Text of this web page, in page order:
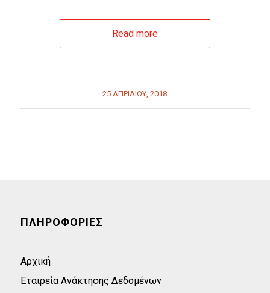
Read more
25 ΑΠΡΙΛΊΟΥ, 2018
ΠΛΗΡΟΦΟΡΙΕΣ
Αρχική
Εταιρεία Ανάκτησης Δεδομένων